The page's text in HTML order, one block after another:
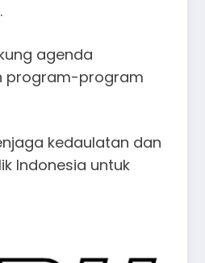
agenda
program-program
kedaulatan dan
Indonesia untuk